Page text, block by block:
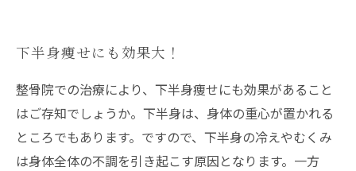
下半身痩せにも効果大！
整骨院での治療により、下半身痩せにも効果があること
はご存知でしょうか。下半身は、身体の重心が置かれる
ところでもあります。ですので、下半身の冷えやむくみ
は身体全体の不調を引き起こす原因となります。一方